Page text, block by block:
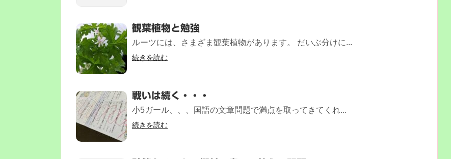
観葉植物と勉強
ルーツには、さまざま観葉植物があります。 だいぶ分けに...
続きを読む
戦いは続く・・・
小5ガール、、、国語の文章問題で満点を取ってきてくれ...
続きを読む